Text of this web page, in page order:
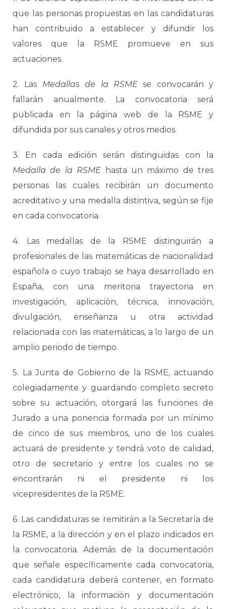
que las personas propuestas en las candidaturas
han contribuido a establecer y difundir los
valores que la RSME promueve en sus
actuaciones.
2. Las Medallas de la RSMEse convocarán y
fallarán anualmente. La convocatoria será
publicada en la página web de la RSME y
difundida por sus canales y otros medios.
3. En cada edición serán distinguidas con la
Medalla de la RSME hasta un máximo de tres
personas las cuales recibirán un documento
acreditativo y una medalla distintiva, según se fije
en cada convocatoria.
4. Las medallas de la RSME distinguirán a
profesionales de las matemáticas de nacionalidad
española o cuyo trabajo se haya desarrollado en
España, con una meritoria trayectoria en
investigación, aplicación, técnica, innovación,
divulgación, enseñanza u otra actividad
relacionada con las matemáticas, a lo largo de un
amplio periodo de tiempo.
5. La Junta de Gobierno de la RSME, actuando
colegiadamente y guardando completo secreto
sobre su actuación, otorgará las funciones de
Jurado a una ponencia formada por un mínimo
de cinco de sus miembros, uno de los cuales
actuará de presidente y tendrá voto de calidad,
otro de secretario y entre los cuales no se
encontrarán ni el presidente ni los
vicepresidentes de la RSME.
6. Las candidaturas se remitirán a la Secretaría de
la RSME, a la dirección y en el plazo indicados en
la convocatoria. Además de la documentación
que señale específicamente cada convocatoria,
cada candidatura deberá contener, en formato
electrónico, la información y documentación